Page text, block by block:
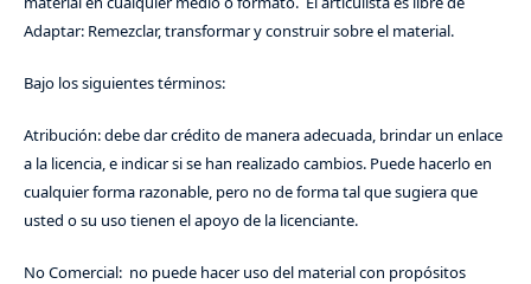
Adaptar: Remezclar, transformar y construir sobre el material.
Bajo los siguientes términos:
Atribución: debe dar crédito de manera adecuada, brindar un enlace
a la licencia, e indicar si se han realizado cambios. Puede hacerlo en
cualquier forma razonable, pero no de forma tal que sugiera que
usted o su uso tienen el apoyo de la licenciante.
No Comercial: no puede hacer uso del material con propósitos